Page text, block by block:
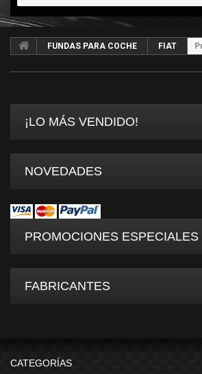
FUNDAS PARA COCHE FIAT
¡LO MÁS VENDIDO!
NOVEDADES
PROMOCIONES ESPECIALES
FABRICANTES
CATEGORÍAS